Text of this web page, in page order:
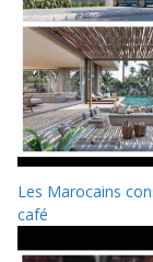
Les Marocains
café